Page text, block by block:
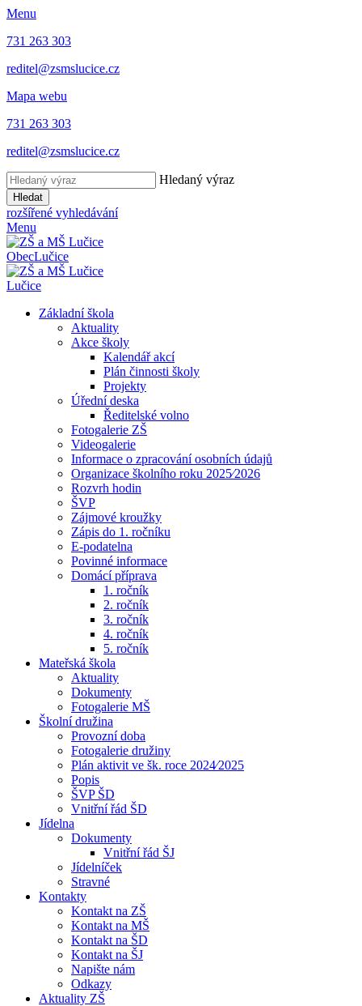
Menu
731 263 303
reditel@zsmslucice.cz
Mapa webu
731 263 303
reditel@zsmslucice.cz
Hledaný výraz
Hledat
rozšířené vyhledávání
Menu
ObecLučice
Lučice
Základní škola
Aktuality
Akce školy
Kalendář akcí
Plán činnosti školy
Projekty
Úřední deska
Ředitelské volno
Fotogalerie ZŠ
Videogalerie
Informace o zpracování osobních údajů
Organizace školního roku 2025⁄2026
Rozvrh hodin
ŠVP
Zájmové kroužky
Zápis do 1. ročníku
E-podatelna
Povinné informace
Domácí příprava
1. ročník
2. ročník
3. ročník
4. ročník
5. ročník
Mateřská škola
Aktuality
Dokumenty
Fotogalerie MŠ
Školní družina
Provozní doba
Fotogalerie družiny
Plán aktivit ve šk. roce 2024⁄2025
Popis
ŠVP ŠD
Vnitřní řád ŠD
Jídelna
Dokumenty
Vnitřní řád ŠJ
Jídelníček
Stravné
Kontakty
Kontakt na ZŠ
Kontakt na MŠ
Kontakt na ŠD
Kontakt na ŠJ
Napište nám
Odkazy
Aktuality ZŠ